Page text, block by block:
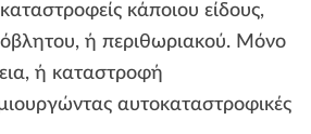
κάποιου είδους,
ή περιθωριακού. Μόνο
ή καταστροφή
αυτοκαταστροφικές